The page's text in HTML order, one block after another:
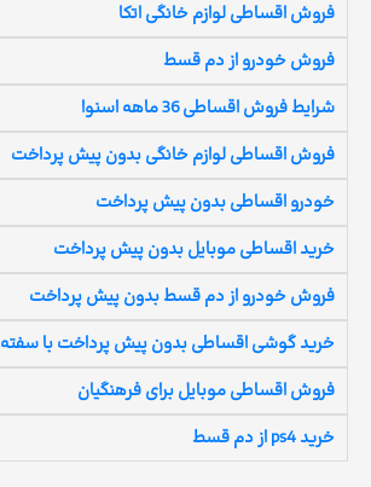
فروش اقساطی لوازم خانگی اتکا
فروش خودرو از دم قسط
شرایط فروش اقساطی 36 ماهه اسنوا
فروش اقساطی لوازم خانگی بدون پیش پرداخت
خودرو اقساطی بدون پیش پرداخت
خرید اقساطی موبایل بدون پیش پرداخت
فروش خودرو از دم قسط بدون پیش پرداخت
خرید گوشی اقساطی بدون پیش پرداخت با سفته
فروش اقساطی موبایل برای فرهنگیان
خرید ps4 از دم قسط